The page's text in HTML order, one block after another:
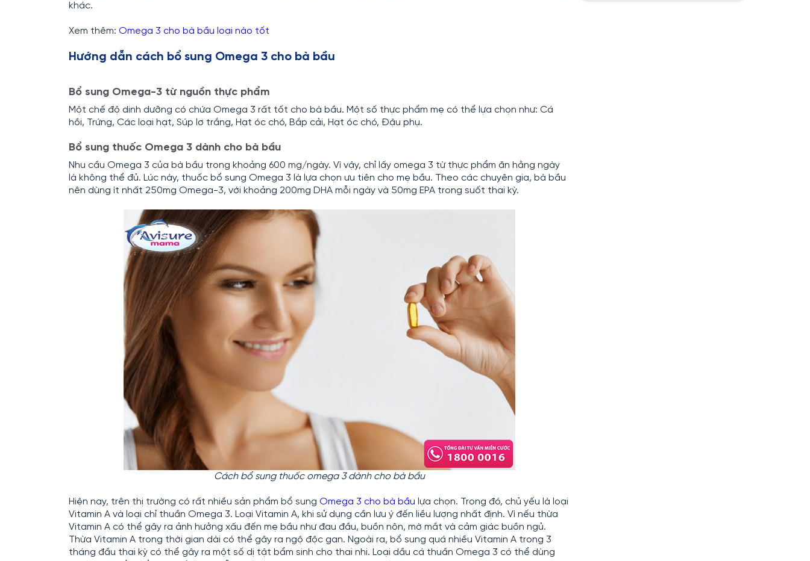
khác.
Xem thêm: Omega 3 cho bà bầu loại nào tốt
Hướng dẫn cách bổ sung Omega 3 cho bà bầu
Bổ sung Omega-3 từ nguồn thực phẩm
Một chế độ dinh dưỡng có chứa Omega 3 rất tốt cho bà bầu. Một số thực phẩm mẹ có thể lựa chọn như: Cá
hồi, Trứng, Các loại hạt, Súp lơ trắng, Hạt óc chó, Bắp cải, Hạt óc chó, Đậu phụ.
Bổ sung thuốc Omega 3 dành cho bà bầu
Nhu cầu Omega 3 của bà bầu trong khoảng 600 mg/ngày. Vì vậy, chỉ lấy omega 3 từ thực phẩm ăn hằng ngày
là không thể đủ. Lúc này, thuốc bổ sung Omega 3 là lựa chọn ưu tiên cho mẹ bầu. Theo các chuyên gia, bà bầu
nên dùng ít nhất 250mg Omega-3, với khoảng 200mg DHA mỗi ngày và 50mg EPA trong suốt thai kỳ.
Cách bổ sung thuốc omega 3 dành cho bà bầu
Hiện nay, trên thị trường có rất nhiều sản phẩm bổ sung Omega 3 cho bà bầu lựa chọn. Trong đó, chủ yếu là loại
Vitamin A và loại chỉ thuần Omega 3. Loại Vitamin A, khi sử dụng cần lưu ý đến liều lượng nhất định. Vì nếu thừa
Vitamin A có thể gây ra ảnh hưởng xấu đến mẹ bầu như đau đầu, buồn nôn, mờ mắt và cảm giác buồn ngủ.
Thừa Vitamin A trong thời gian dài có thể gây ra ngộ độc gan. Ngoài ra, bổ sung quá nhiều Vitamin A trong 3
tháng đầu thai kỳ có thể gây ra một số dị tật bẩm sinh cho thai nhi. Loại dầu cá thuần Omega 3 có thể dùng